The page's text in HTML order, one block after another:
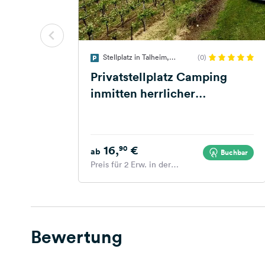
(0)
Privatstellplatz Camping
inmitten herrlicher
ab 16,90 €
Preis für 2 Erw. in der
Buchbar
Bewertung